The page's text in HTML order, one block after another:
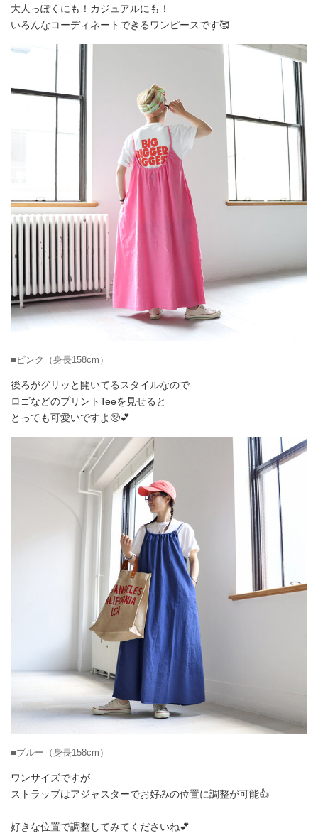
大人っぽくにも！カジュアルにも！
いろんなコーディネートできるワンピースです🥰
■ピンク（身長158cm）
後ろがグリッと開いてるスタイルなので
ロゴなどのプリントTeeを見せると
とっても可愛いですよ🥺💕
■ブルー（身長158cm）
ワンサイズですが
ストラップはアジャスターでお好みの位置に調整が可能👍
好きな位置で調整してみてくださいね💕